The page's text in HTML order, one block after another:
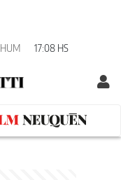
HUM 17:08 HS